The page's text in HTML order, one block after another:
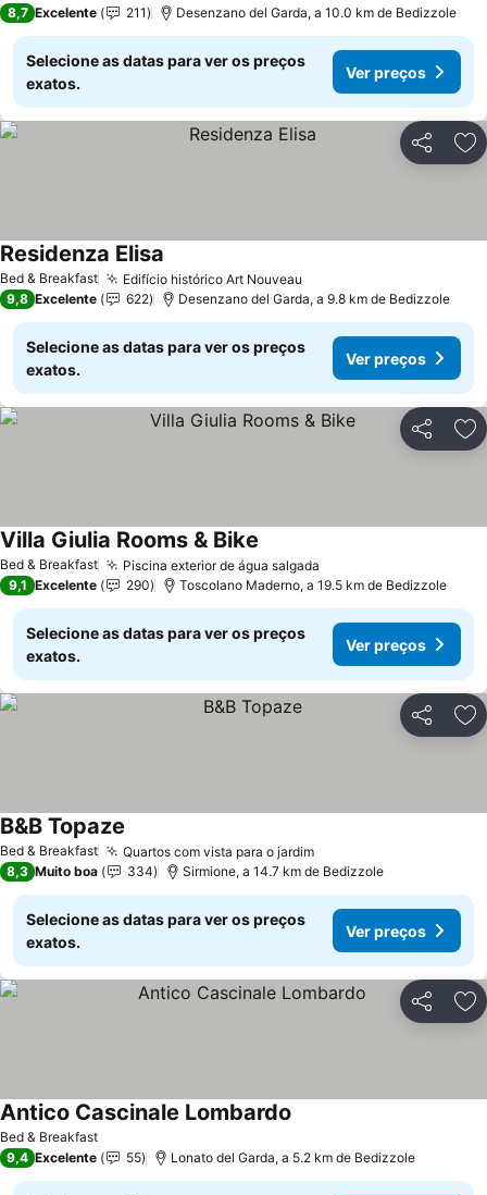
8,7 Excelente 211 Desenzano del Garda, a 10.0 km de Bedizzole
Selecione as datas para ver os preços
exatos.
Ver preços
Partilhar
Bed & Breakfast Edifício histórico Art Nouveau
Residenza Elisa
9,8 Excelente 622 Desenzano del Garda, a 9.8 km de Bedizzole
Selecione as datas para ver os preços
exatos.
Ver preços
Partilhar
Bed & Breakfast Piscina exterior de água salgada
Villa Giulia Rooms & Bike
9,1 Excelente 290 Toscolano Maderno, a 19.5 km de Bedizzole
Selecione as datas para ver os preços
exatos.
Ver preços
Partilhar
Bed & Breakfast Quartos com vista para o jardimVer preços
B&B Topaze
8,3 Muito boa 334 Sirmione, a 14.7 km de Bedizzole
Selecione as datas para ver os preços
exatos.
Ver preços
Partilhar
Bed & Breakfast
Antico Cascinale Lombardo
9,4 Excelente 55 Lonato del Garda, a 5.2 km de Bedizzole